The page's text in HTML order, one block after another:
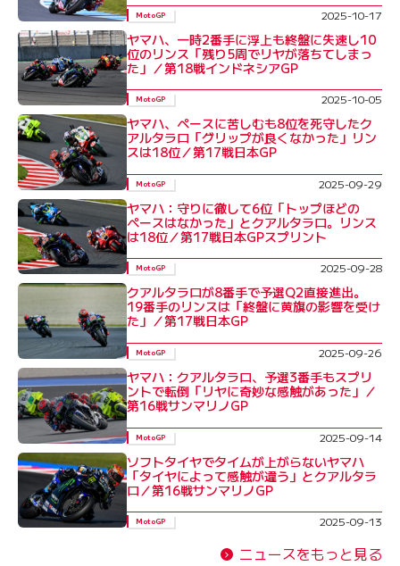
MotoGP 2025-10-17
ヤマハ、一時2番手に浮上も終盤に失速し10
位のリンス「残り5周でリヤが落ちてしまっ
た」／第18戦インドネシアGP
MotoGP 2025-10-05
ヤマハ、ペースに苦しむも8位を死守したク
アルタラロ「グリップが良くなかった」リン
スは18位／第17戦日本GP
MotoGP 2025-09-29
ヤマハ：守りに徹して6位「トップほどの
ペースはなかった」とクアルタラロ。リンス
は18位／第17戦日本GPスプリント
MotoGP 2025-09-28
クアルタラロが8番手で予選Q2直接進出。
19番手のリンスは「終盤に黄旗の影響を受け
た」／第17戦日本GP
MotoGP 2025-09-26
ヤマハ：クアルタラロ、予選3番手もスプリ
ントで転倒「リヤに奇妙な感触があった」／
第16戦サンマリノGP
MotoGP 2025-09-14
ソフトタイヤでタイムが上がらないヤマハ
「タイヤによって感触が違う」とクアルタラ
ロ／第16戦サンマリノGP
MotoGP 2025-09-13
ニュースをもっと見る